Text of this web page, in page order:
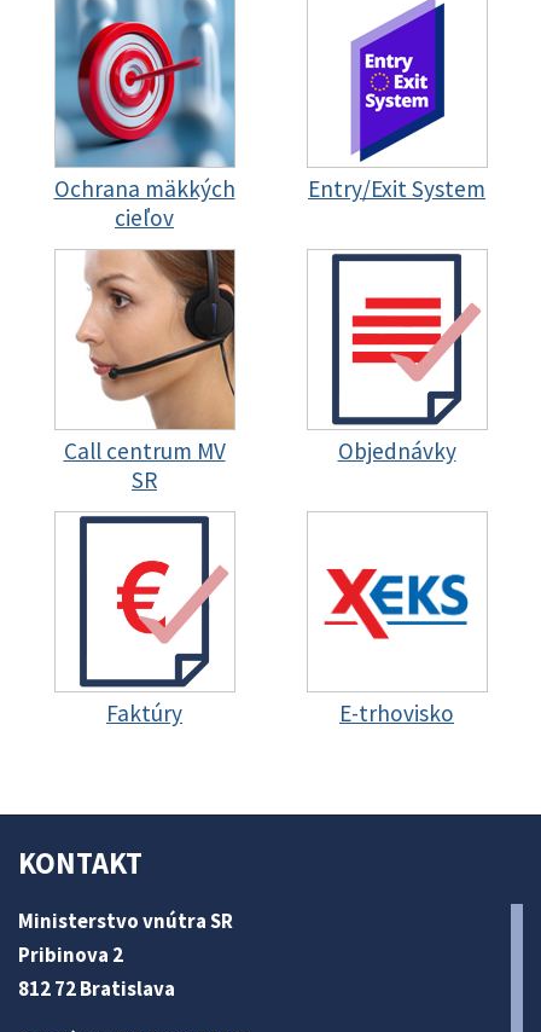
Ochrana mäkkých
cieľov
Entry/Exit System
Call centrum MV
SR
Objednávky
Faktúry E-trhovisko
KONTAKT
Ministerstvo vnútra SR
Pribinova 2
812 72 Bratislava